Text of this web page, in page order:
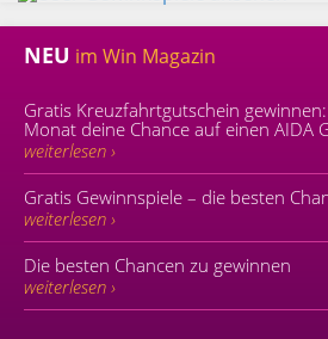
NEU im Win Magazin
Gratis Kreuzfahrtgutschein
Monat deine Chance auf einen AIDA
weiterlesen ›
Gratis Gewinnspiele – die besten
weiterlesen ›
Die besten Chancen zu gewinnen
weiterlesen ›